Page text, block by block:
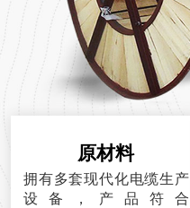
原材料
拥有多套现代化电缆生产
设备，产品符合